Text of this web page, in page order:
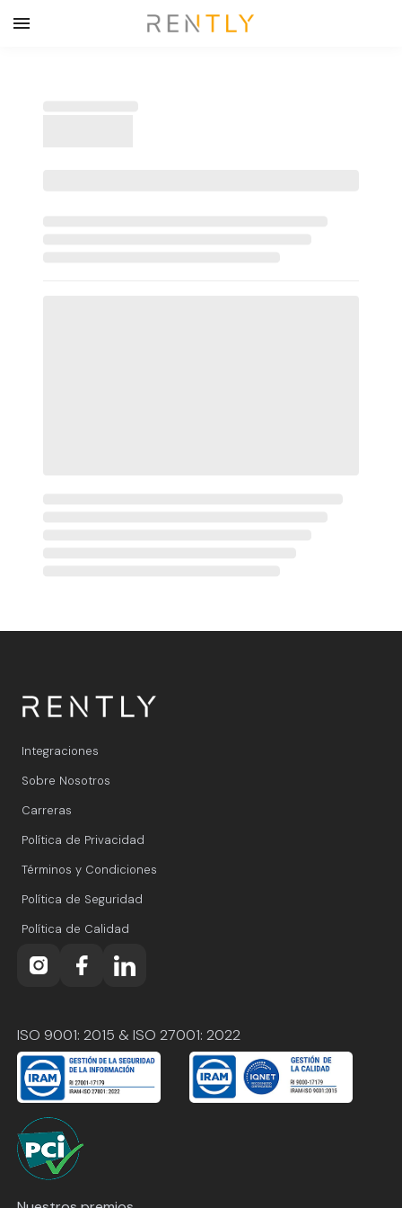
Integraciones
Sobre Nosotros
Carreras
Política de Privacidad
Términos y Condiciones
Política de Seguridad
Política de Calidad
ISO 9001: 2015 & ISO 27001: 2022